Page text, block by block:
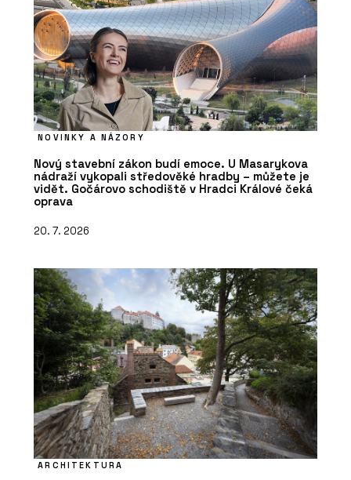
NOVINKY A NÁZORY
Nový stavební zákon budí emoce. U Masarykova
nádraží vykopali středověké hradby – můžete je
vidět. Gočárovo schodiště v Hradci Králové čeká
oprava
20. 7. 2026
ARCHITEKTURA